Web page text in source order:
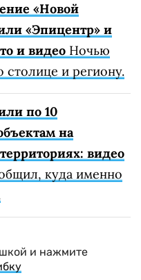
«Новой
«Эпицентр» и
и видео Ночью
столице и региону.
по 10
на
видео
куда именно
и нажмите